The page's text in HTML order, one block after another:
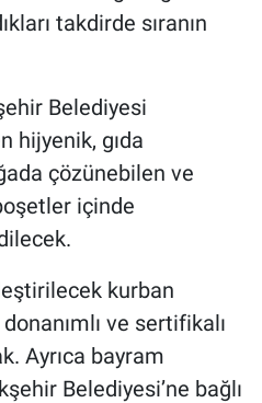
takdirde sıranın
Belediyesi
hijyenik, gıda
çözünebilen ve
içinde
kurban
ve sertifikalı
Ayrıca bayram
Belediyesi’ne bağlı